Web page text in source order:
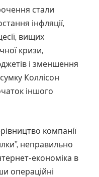
стали
інфляції,
вищих
кризи,
і зменшення
Коллісон
іншого
компанії
неправильно
економіка в
операційні